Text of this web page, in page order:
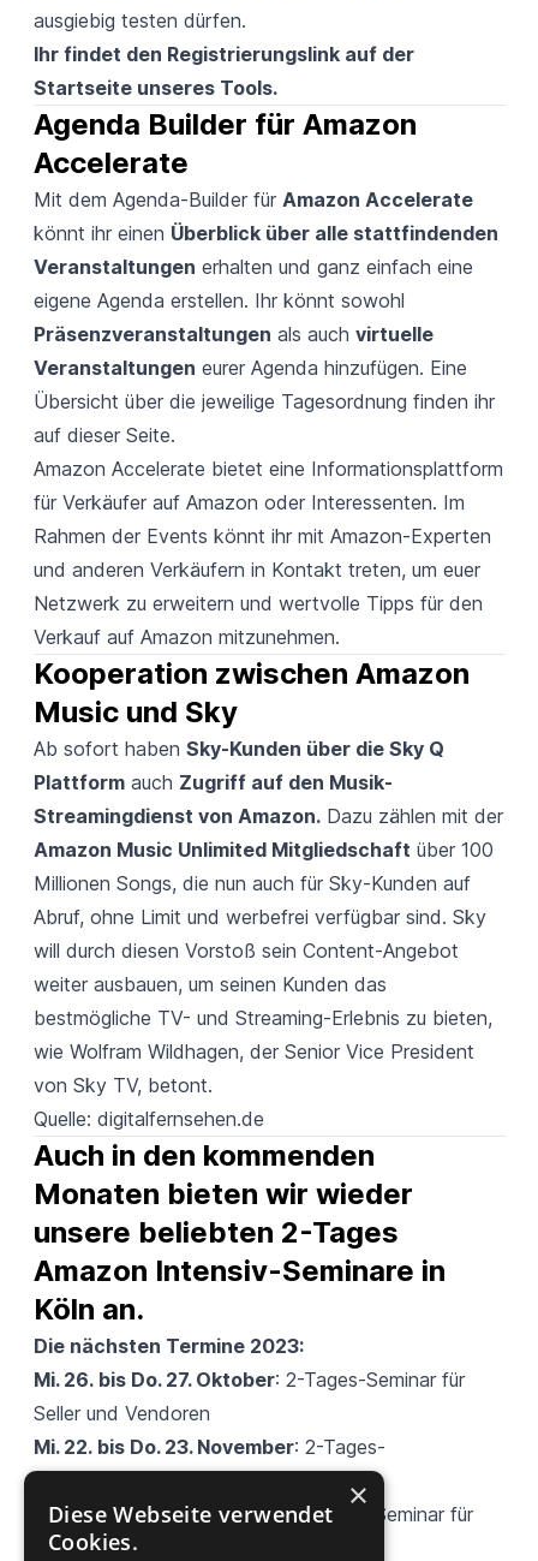
ausgiebig testen dürfen.
Ihr findet den Registrierungslink auf der
Startseiteunseres Tools.
Agenda Builder für Amazon
Accelerate
Mit dem Agenda-Builderfür Amazon Accelerate
könnt ihr einen Überblick über alle stattfindenden
Veranstaltungen erhalten und ganz einfach eine
eigene Agenda erstellen. Ihr könnt sowohl
Präsenzveranstaltungen als auch virtuelle
Veranstaltungen eurer Agenda hinzufügen. Eine
Übersicht über die jeweilige Tagesordnung finden ihr
auf dieser Seite.
Amazon Accelerate bietet eine Informationsplattform
für Verkäufer auf Amazon oder Interessenten. Im
Rahmen der Events könnt ihr mit Amazon-Experten
und anderen Verkäufern in Kontakt treten, um euer
Netzwerk zu erweitern und wertvolle Tipps für den
Verkauf auf Amazon mitzunehmen.
Kooperation zwischen Amazon
Music und Sky
Ab sofort haben Sky-Kunden über die Sky Q
Plattformauch Zugriff auf den Musik-
Streamingdienst von Amazon.Dazu zählen mit der
Amazon Music Unlimited Mitgliedschaft über 100
Millionen Songs, die nun auch für Sky-Kunden auf
Abruf, ohne Limit und werbefrei verfügbar sind. Sky
will durch diesen Vorstoß sein Content-Angebot
weiter ausbauen, um seinen Kunden das
bestmögliche TV- und Streaming-Erlebnis zu bieten,
wie Wolfram Wildhagen, der Senior Vice President
von Sky TV, betont.
Quelle: digitalfernsehen.de
Auch in den kommenden
Monaten bieten wir wieder
unsere beliebten 2-Tages
Amazon Intensiv-Seminare in
Köln an.
Die nächsten Termine 2023:
Mi. 26. bis Do. 27. Oktober: 2-Tages-Seminar für
Seller und Vendoren
Mi. 22. bis Do. 23. November: 2-Tages-
SeminarAmazon Advertising
Mi. 06. bis Do. 7. Dezember: 2-Tages
Seminar für
Seller und Vendoren
×
Diese Webseite verwendet
Cookies.